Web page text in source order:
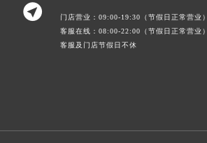

门店营业：09:00-19:30（节假日正常营业）
客服在线：08:00-22:00（节假日正常营业）
客服及门店节假日不休